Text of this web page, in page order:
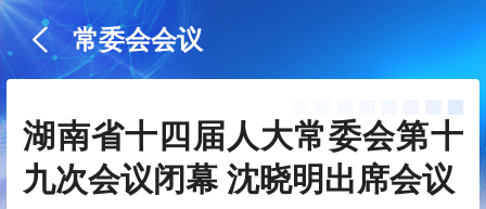
常委会会议
湖南省十四届人大常委会第十
九次会议闭幕 沈晓明出席会议